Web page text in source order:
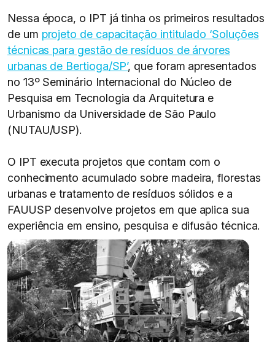
Nessa época, o IPT já tinha os primeiros resultados
de um projeto de capacitação intitulado ‘Soluções
técnicas para gestão de resíduos de árvores
urbanas de Bertioga/SP’, que foram apresentados
no 13º Seminário Internacional do Núcleo de
Pesquisa em Tecnologia da Arquitetura e
Urbanismo da Universidade de São Paulo
(NUTAU/USP).
O IPT executa projetos que contam com o
conhecimento acumulado sobre madeira, florestas
urbanas e tratamento de resíduos sólidos e a
FAUUSP desenvolve projetos em que aplica sua
experiência em ensino, pesquisa e difusão técnica.